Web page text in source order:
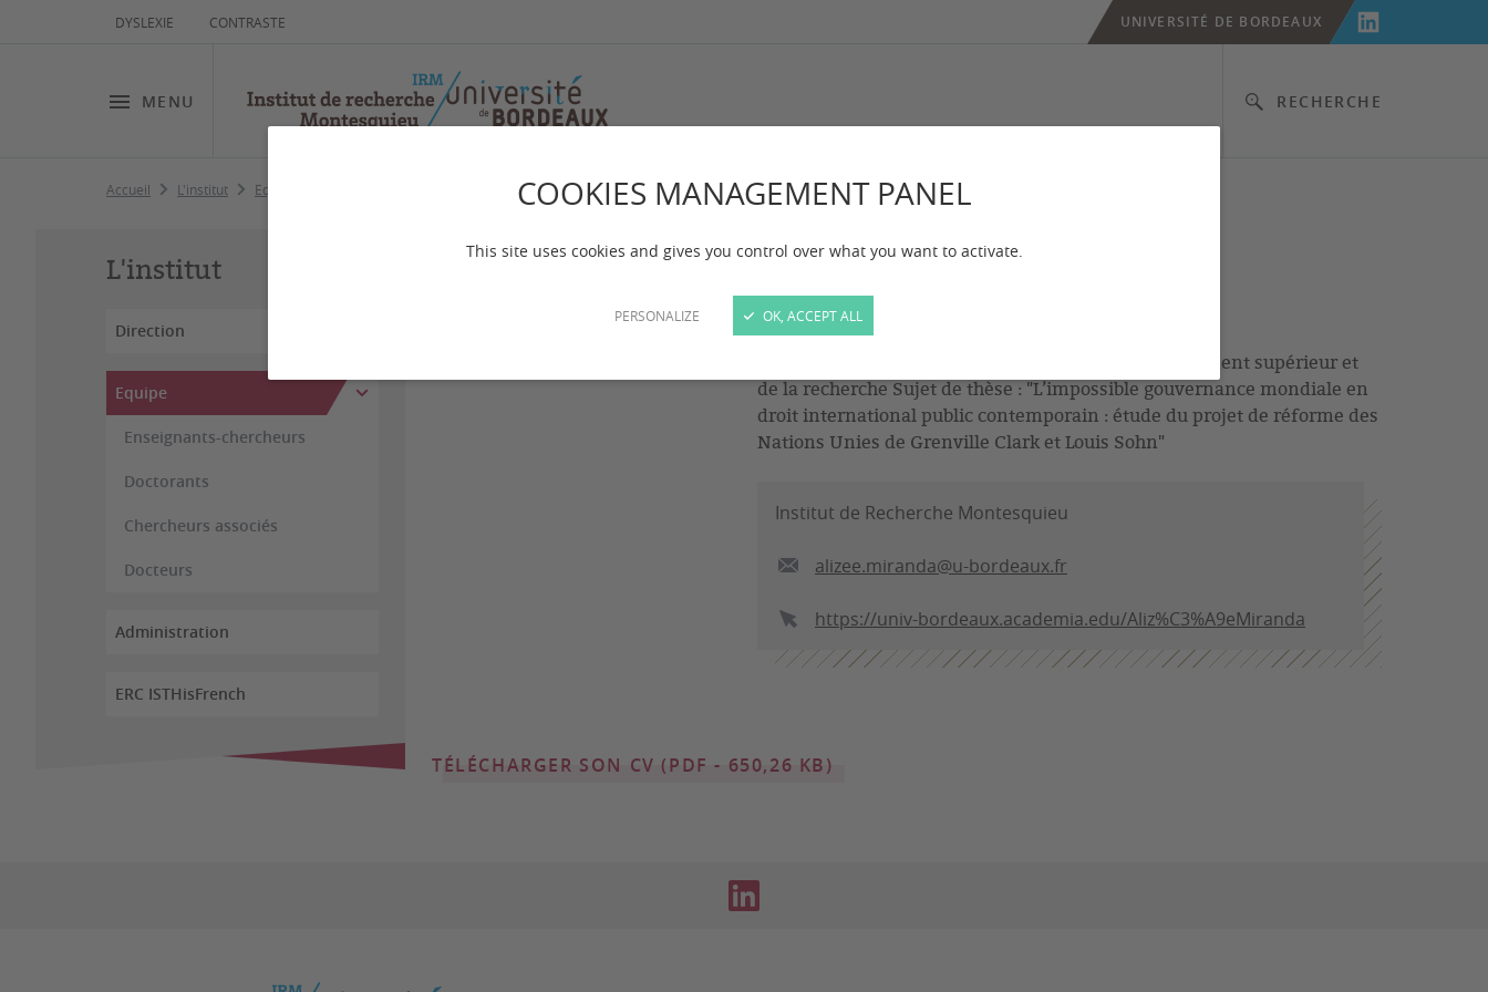
COOKIES MANAGEMENT PANEL
This site uses cookies and gives you control over what you want to activate.
PERSONALIZE OK, ACCEPT ALL
DYSLEXIE CONTRASTE
MENU RECHERCHE
UNIVERSITÉ DE BORDEAUX
Accueil L'institut Equipe Alizée MIRANDA
L'institut
Direction
Equipe
Enseignants-chercheurs
Doctorants
Chercheurs associés
Docteurs
Administration
ERC ISTHisFrench
Alizée MIRANDA
Doctorante contractuelle du ministère de l’enseignement supérieur et
de la recherche Sujet de thèse : "L’impossible gouvernance mondiale en
droit international public contemporain : étude du projet de réforme des
Nations Unies de Grenville Clark et Louis Sohn"
Institut de Recherche Montesquieu
alizee.miranda@u-bordeaux.fr
https://univ-bordeaux.academia.edu/Aliz%C3%A9eMiranda
TÉLÉCHARGER SON CV (PDF - 650,26 KB)